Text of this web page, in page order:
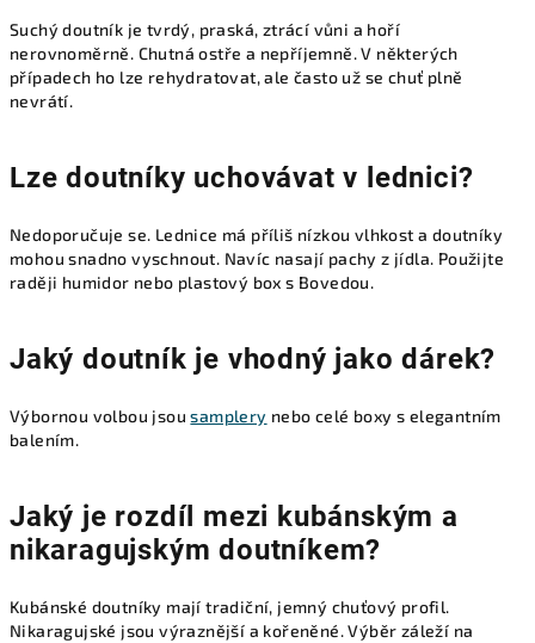
Suchý doutník je tvrdý, praská, ztrácí vůni a hoří
nerovnoměrně. Chutná ostře a nepříjemně. V některých
případech ho lze rehydratovat, ale často už se chuť plně
nevrátí.
Lze doutníky uchovávat v lednici?
Nedoporučuje se. Lednice má příliš nízkou vlhkost a doutníky
mohou snadno vyschnout. Navíc nasají pachy z jídla. Použijte
raději humidor nebo plastový box s Bovedou.
Jaký doutník je vhodný jako dárek?
Výbornou volbou jsousamplery nebo celé boxy s elegantním
balením.
Jaký je rozdíl mezi kubánským a
nikaragujským doutníkem?
Kubánské doutníky mají tradiční, jemný chuťový profil.
Nikaragujské jsou výraznější a kořeněné. Výběr záleží na